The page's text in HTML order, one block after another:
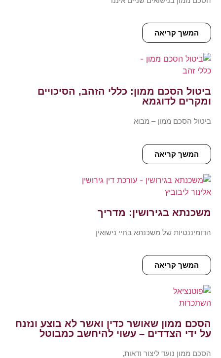
המשך קריאה
ביטול הסכם ממון: כללי הזהב, הסיכויים
ומקרים לדוגמא
ביטול הסכם ממון – מבוא
המשך קריאה
משכנתא בגירושין: מדריך
הדומיננטיות של משכנתא בחיי נישואין
המשך קריאה
הסכם ממון שאושר כדין ואשר לא בוצע ונזנח
על ידי הצדדים – עשוי להיחשב כמבוטל
הסכם ממון נועד ליצור ודאות,